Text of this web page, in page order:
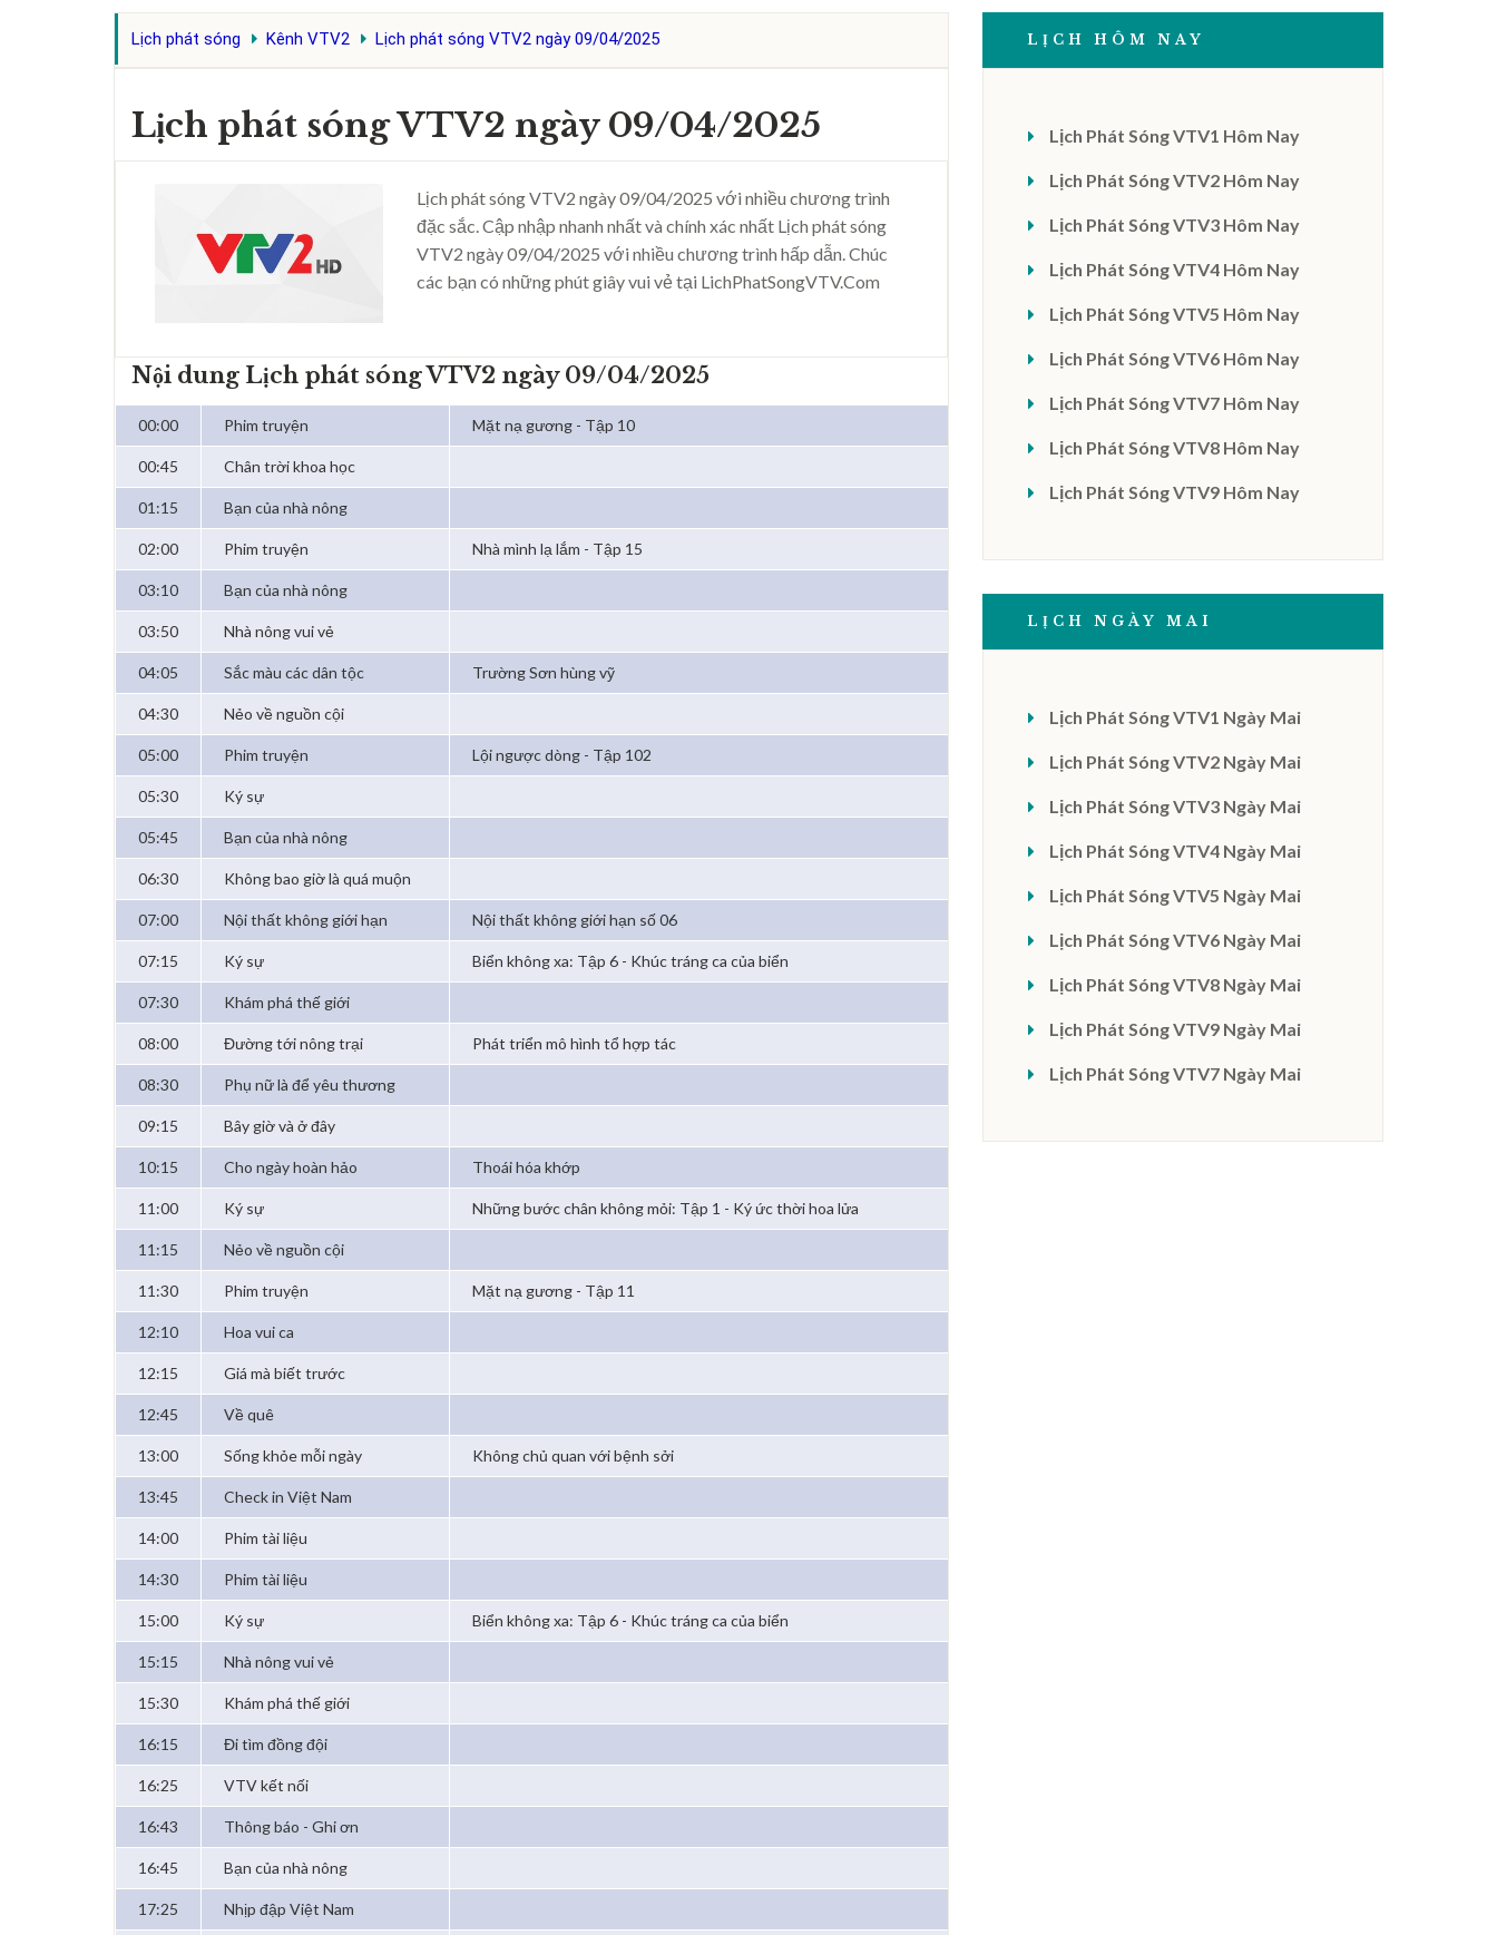
Lịch phát sóng Kênh VTV2 Lịch phát sóng VTV2 ngày 09/04/2025
Lịch phát sóng VTV2 ngày 09/04/2025
Lịch phát sóng VTV2 ngày 09/04/2025 với nhiều chương trình
đặc sắc. Cập nhập nhanh nhất và chính xác nhất Lịch phát sóng
VTV2 ngày 09/04/2025 với nhiều chương trình hấp dẫn. Chúc
các bạn có những phút giây vui vẻ tại LichPhatSongVTV.Com
Nội dung Lịch phát sóng VTV2 ngày 09/04/2025
00:00 Phim truyện Mặt nạ gương - Tập 10
00:45 Chân trời khoa học
01:15 Bạn của nhà nông
02:00 Phim truyện Nhà mình lạ lắm - Tập 15
03:10 Bạn của nhà nông
03:50 Nhà nông vui vẻ
04:05 Sắc màu các dân tộc Trường Sơn hùng vỹ
04:30 Nẻo về nguồn cội
05:00 Phim truyện Lội ngược dòng - Tập 102
05:30 Ký sự
05:45 Bạn của nhà nông
06:30 Không bao giờ là quá muộn
07:00 Nội thất không giới hạn Nội thất không giới hạn số 06
07:15 Ký sự Biển không xa: Tập 6 - Khúc tráng ca của biển
07:30 Khám phá thế giới
08:00 Đường tới nông trại Phát triển mô hình tổ hợp tác
08:30 Phụ nữ là để yêu thương
09:15 Bây giờ và ở đây
10:15 Cho ngày hoàn hảo Thoái hóa khớp
11:00 Ký sự Những bước chân không mỏi: Tập 1 - Ký ức thời hoa lửa
11:15 Nẻo về nguồn cội
11:30 Phim truyện Mặt nạ gương - Tập 11
12:10 Hoa vui ca
12:15 Giá mà biết trước
12:45 Về quê
13:00 Sống khỏe mỗi ngày Không chủ quan với bệnh sởi
13:45 Check in Việt Nam
14:00 Phim tài liệu
14:30 Phim tài liệu
15:00 Ký sự Biển không xa: Tập 6 - Khúc tráng ca của biển
15:15 Nhà nông vui vẻ
15:30 Khám phá thế giới
16:15 Đi tìm đồng đội
16:25 VTV kết nối
16:43 Thông báo - Ghi ơn
16:45 Bạn của nhà nông
17:25 Nhịp đập Việt Nam
LỊCH HÔM NAY
Lịch Phát Sóng VTV1 Hôm Nay
Lịch Phát Sóng VTV2 Hôm Nay
Lịch Phát Sóng VTV3 Hôm Nay
Lịch Phát Sóng VTV4 Hôm Nay
Lịch Phát Sóng VTV5 Hôm Nay
Lịch Phát Sóng VTV6 Hôm Nay
Lịch Phát Sóng VTV7 Hôm Nay
Lịch Phát Sóng VTV8 Hôm Nay
Lịch Phát Sóng VTV9 Hôm Nay
LỊCH NGÀY MAI
Lịch Phát Sóng VTV1 Ngày Mai
Lịch Phát Sóng VTV2 Ngày Mai
Lịch Phát Sóng VTV3 Ngày Mai
Lịch Phát Sóng VTV4 Ngày Mai
Lịch Phát Sóng VTV5 Ngày Mai
Lịch Phát Sóng VTV6 Ngày Mai
Lịch Phát Sóng VTV8 Ngày Mai
Lịch Phát Sóng VTV9 Ngày Mai
Lịch Phát Sóng VTV7 Ngày Mai